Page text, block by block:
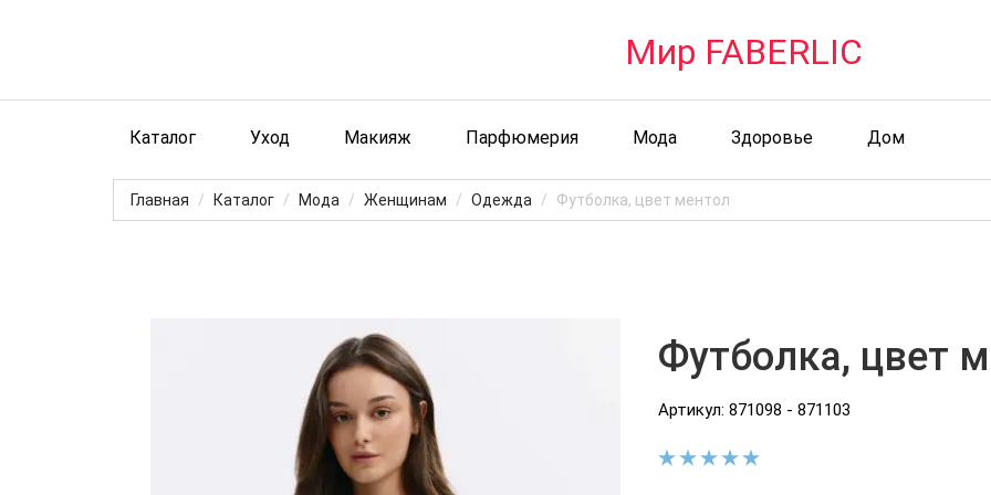
Мир FABERLIC
Каталог Уход Макияж Парфюмерия Мода Здоровье Дом
Главная Каталог Мода Женщинам Одежда Футболка, цвет ментол
Футболка, цвет
Артикул: 871098 - 871103